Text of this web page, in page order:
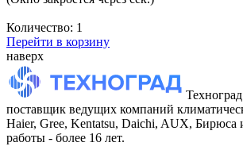
Количество: 1
Перейти в корзину
наверх
поставщик ведущих компаний
Haier, Gree, Kentatsu, Daichi, AUX,
работы - более 16 лет.